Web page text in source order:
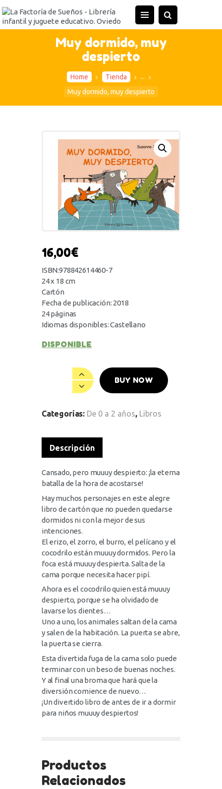
Muy dormido, muy
despierto
Home Tienda
...
Muy dormido, muy despierto
INICIO
TIENDA
ACTIVIDADES
CONTACTO
16,00€
ISBN:978842614460-7
24 x 18 cm
Cartón
Fecha de publicación: 2018
24 páginas
Idiomas disponibles: Castellano
DISPONIBLE
BUY NOW
Categorías: De 0 a 2 años, Libros
Descripción
Cansado, pero muuuy despierto: ¡la eterna
batalla de la hora de acostarse!
Hay muchos personajes en este alegre
libro de cartón que no pueden quedarse
dormidos ni con la mejor de sus
intenciones.
El erizo, el zorro, el burro, el pelícano y el
cocodrilo están muuuy dormidos. Pero la
foca está muuuy despierta. Salta de la
cama porque necesita hacer pipí.
Ahora es el cocodrilo quien está muuuy
despierto, porque se ha olvidado de
lavarse los dientes…
Uno a uno, los animales saltan de la cama
y salen de la habitación. La puerta se abre,
la puerta se cierra.
Esta divertida fuga de la cama solo puede
terminar con un beso de buenas noches.
Y al final una broma que hará que la
diversión comience de nuevo…
¡Un divertido libro de antes de ir a dormir
para niños muuuy despiertos!
Productos
Relacionados